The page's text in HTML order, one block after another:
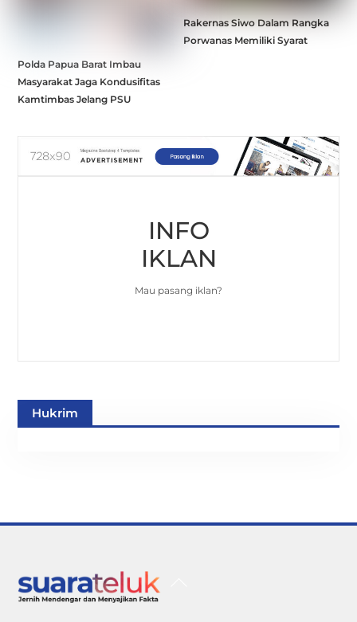
Polda Papua Barat Imbau
Masyarakat Jaga Kondusifitas
Kamtimbas Jelang PSU
Rakernas Siwo Dalam Rangka
Porwanas Memiliki Syarat
INFO
IKLAN
Mau pasang iklan?
Hukrim